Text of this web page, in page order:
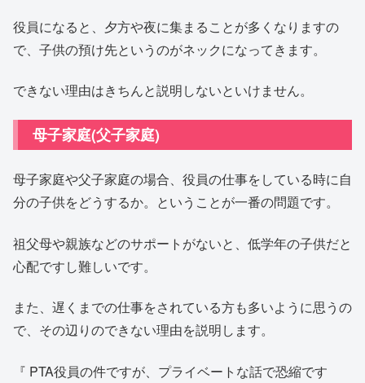
役員になると、夕方や夜に集まることが多くなりますの
で、子供の預け先というのがネックになってきます。
できない理由はきちんと説明しないといけません。
母子家庭(父子家庭)
母子家庭や父子家庭の場合、役員の仕事をしている時に自
分の子供をどうするか。ということが一番の問題です。
祖父母や親族などのサポートがないと、低学年の子供だと
心配ですし難しいです。
また、遅くまでの仕事をされている方も多いように思うの
で、その辺りのできない理由を説明します。
『 PTA役員の件ですが、プライベートな話で恐縮です